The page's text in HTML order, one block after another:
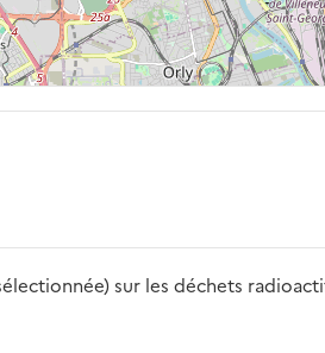
sur les déchets